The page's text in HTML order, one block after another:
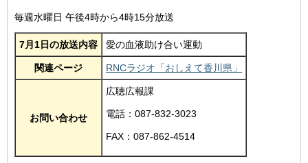
毎週水曜日 午後4時から4時15分放送
7月1日の放送内容 愛の血液助け合い運動
関連ページ RNCラジオ「おしえて香川県」
お問い合わせ
広聴広報課
電話：087-832-3023
FAX：087-862-4514